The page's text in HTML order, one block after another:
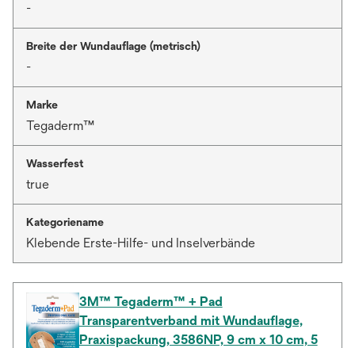
-
Breite der Wundauflage (metrisch)
-
Marke
Tegaderm™
Wasserfest
true
Kategoriename
Klebende Erste-Hilfe- und Inselverbände
3M™ Tegaderm™ + Pad
Transparentverband mit Wundauflage,
Praxispackung, 3586NP, 9 cm x 10 cm, 5